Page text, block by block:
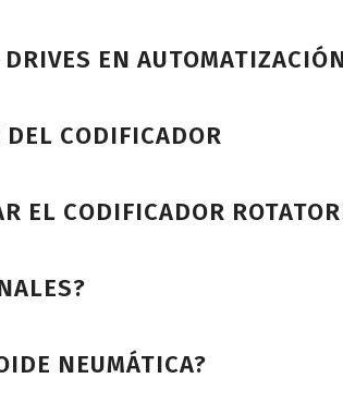
EN
CODIFICADOR
EL CODIFICADOR
NEUMÁTICA?